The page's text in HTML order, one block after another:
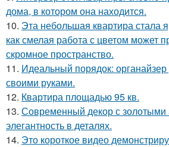
дома, в котором она находится.
10. Эта небольшая квартира стала
как смелая работа с цветом может
скромное пространство.
11. Идеальный порядок:
своими руками.
12. Квартира площадью 95 кв.
13. Современный декор с золотыми
элегантность в деталях.
14. Это короткое видео